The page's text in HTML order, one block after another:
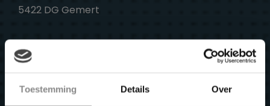
Toestemming Details Over
5422 DG Gemert